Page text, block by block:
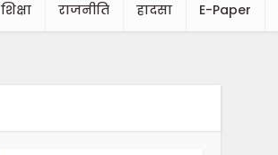
शिक्षा राजनीति हादसा E-Paper